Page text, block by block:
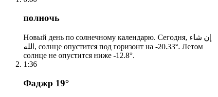
полночь
Новый день по солнечному календарю. Сегодня, إن شاء
الله, солнце опустится под горизонт на -20.33°. Летом
солнце не опустится ниже -12.8°.
1:36
Фаджр 19°